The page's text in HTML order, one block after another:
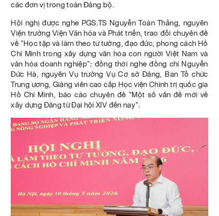
các đơn vị trong toàn Đảng bộ.
Hội nghị được nghe PGS.TS Nguyễn Toàn Thắng, nguyên
Viện trưởng Viện Văn hóa và Phát triển, trao đổi chuyên đề
về “Học tập và làm theo tư tưởng, đạo đức, phong cách Hồ
Chí Minh trong xây dựng văn hóa con người Việt Nam và
văn hóa doanh nghiệp”; đồng thời nghe đồng chí Nguyễn
Đức Hà, nguyên Vụ trưởng Vụ Cơ sở Đảng, Ban Tổ chức
Trung ương, Giảng viên cao cấp Học viện Chính trị quốc gia
Hồ Chí Minh, báo cáo chuyên đề “Một số vấn đề mới về
xây dựng Đảng từ Đại hội XIV đến nay”.